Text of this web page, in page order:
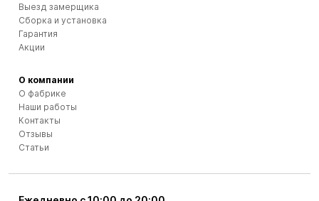
Выезд замерщика
Сборка и установка
Гарантия
Акции
О компании
О фабрике
Наши работы
Контакты
Отзывы
Статьи